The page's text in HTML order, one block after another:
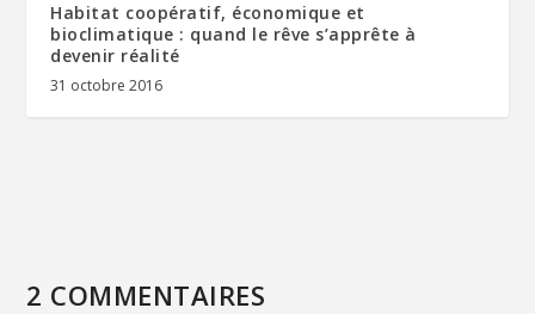
Habitat coopératif, économique et
bioclimatique : quand le rêve s’apprête à
devenir réalité
31 octobre 2016
2 COMMENTAIRES